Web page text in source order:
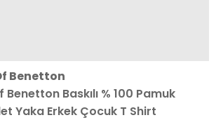
Benetton
Baskılı % 100 Pamuk
Yaka Erkek Çocuk T Shirt